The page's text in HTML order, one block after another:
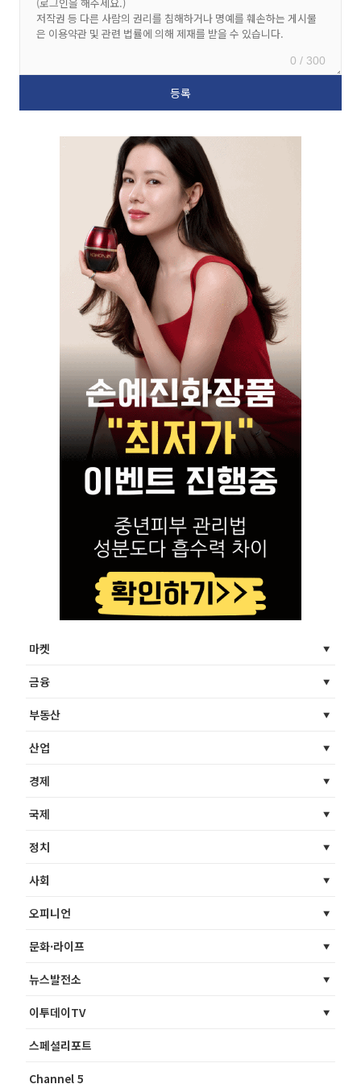
0 / 300
마켓
금융
부동산
산업
경제
국제
정치
사회
오피니언
문화·라이프
뉴스발전소
이투데이TV
스페셜리포트
Channel 5